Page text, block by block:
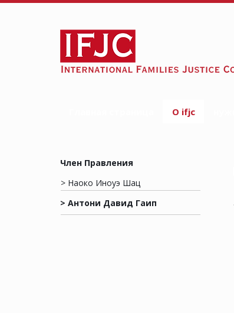
O ifjc
Член Правления
> Наоко Иноуэ Шац
> Антони Давид Гаип